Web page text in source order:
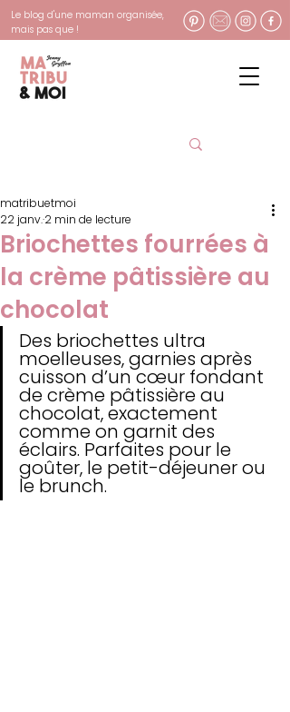
Le blog d'une maman organisée,
mais pas que !
Briochettes fourrées à
la crème pâtissière au
chocolat
matribuetmoi
22 janv.2 min de lecture
Des briochettes ultra
moelleuses, garnies après
cuisson d’un cœur fondant
de crème pâtissière au
chocolat, exactement
comme on garnit des
éclairs. Parfaites pour le
goûter, le petit-déjeuner ou
le brunch.